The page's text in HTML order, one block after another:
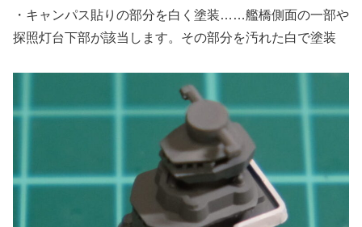
・キャンパス貼りの部分を白く塗装……艦橋側面の一部や
探照灯台下部が該当します。その部分を汚れた白で塗装